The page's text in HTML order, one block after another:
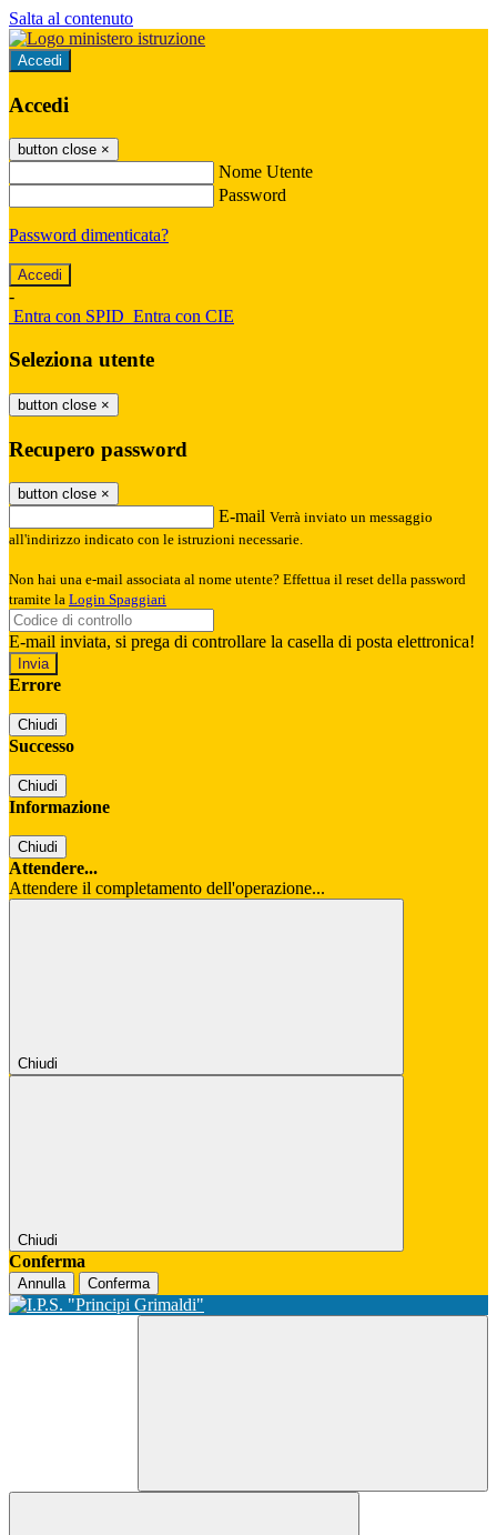
Salta al contenuto
Accedi
Accedi
button close ×
Nome Utente
Password
Password dimenticata?
-
Entra con SPID Entra con CIE
Seleziona utente
button close ×
Recupero password
button close ×
E-mail Verrà inviato un messaggio
all'indirizzo indicato con le istruzioni necessarie.
Non hai una e-mail associata al nome utente? Effettua il reset della password
tramite la Login Spaggiari
E-mail inviata, si prega di controllare la casella di posta elettronica!
Errore
Chiudi
Successo
Chiudi
Informazione
Chiudi
Attendere...
Attendere il completamento dell'operazione...
Chiudi
Chiudi
Conferma
Annulla Conferma